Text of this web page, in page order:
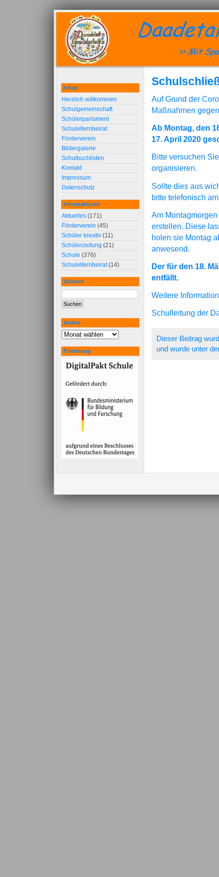
Auf Grund der
Maßnahmen
Ab Montag, den
17. April 2020
Bitte versuchen
organisieren.
Sollte dies aus
bitte telefonisch
Am
erstellen. Diese
holen sie Montag
anwesend.
Der für den 18.
entfällt.
Weitere
Schulleitung der
Dieser Beitrag
und wurde unter
Inhalt
Herzlich willkommen
Schulgemeinschaft
Schülerparlament
Schulelternbeirat
Förderverein
Bildergalerie
Schulbuchlisten
Kontakt
Impressum
Datenschutz
Informationen
Aktuelles (171)
Förderverein (45)
Schüler kreativ (11)
Schülerzeitung (21)
Schule (376)
Schulelternbeirat(14)
Stöbern
Archiv
Förderung